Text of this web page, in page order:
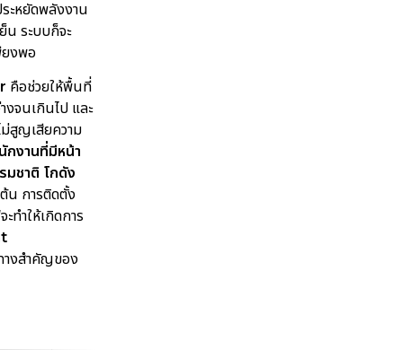
ะหยัดพลังงาน
น ระบบก็จะ
ยงพอ
คือช่วยให้พื้นที่
งจนเกินไป และ
ม่สูญเสียความ
กงานที่มีหน้า
ชาติ โกดัง
น การติดตั้ง
ทำให้เกิดการ
งสำคัญของ